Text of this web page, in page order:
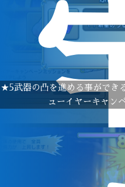
★5武器の凸を進める事ができ
ューイヤーキャン